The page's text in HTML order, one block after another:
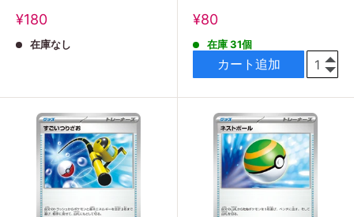
販
価
¥180
在庫なし
販
価
¥80
在庫 31個
カート追加